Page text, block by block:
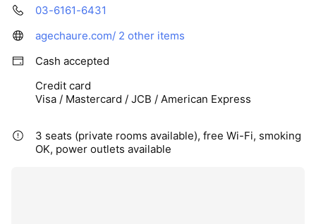
03-6161-6431
agechaure.com/ 2 other items
Cash accepted
Credit card
Visa / Mastercard / JCB / American Express
3 seats (private rooms available), free Wi-Fi, smoking
OK, power outlets available